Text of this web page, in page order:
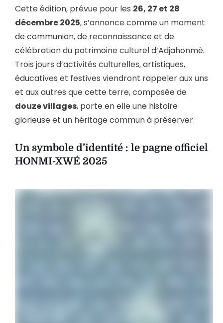
Cette édition, prévue pour les 26, 27 et 28
décembre 2025, s’annonce comme un moment
de communion, de reconnaissance et de
célébration du patrimoine culturel d’Adjahonmè.
Trois jours d’activités culturelles, artistiques,
éducatives et festives viendront rappeler aux uns
et aux autres que cette terre, composée de
douze villages, porte en elle une histoire
glorieuse et un héritage commun à préserver.
Un symbole d’identité : le pagne officiel
HONMI-XWÉ 2025